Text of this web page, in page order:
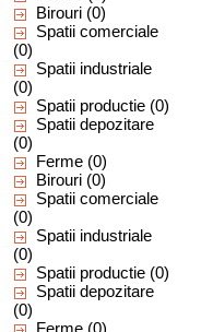
Birouri (0)
Spatii comerciale
(0)
Spatii industriale
(0)
Spatii productie (0)
Spatii depozitare
(0)
Ferme (0)
Birouri (0)
Spatii comerciale
(0)
Spatii industriale
(0)
Spatii productie (0)
Spatii depozitare
(0)
Ferme (0)